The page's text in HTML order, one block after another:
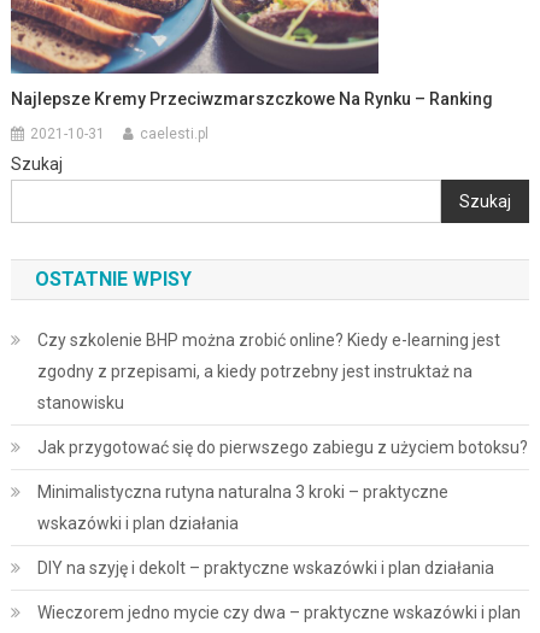
Najlepsze Kremy Przeciwzmarszczkowe Na Rynku – Ranking
2021-10-31 caelesti.pl
Szukaj
Szukaj
OSTATNIE WPISY
Czy szkolenie BHP można zrobić online? Kiedy e-learning jest
zgodny z przepisami, a kiedy potrzebny jest instruktaż na
stanowisku
Jak przygotować się do pierwszego zabiegu z użyciem botoksu?
Minimalistyczna rutyna naturalna 3 kroki – praktyczne
wskazówki i plan działania
DIY na szyję i dekolt – praktyczne wskazówki i plan działania
Wieczorem jedno mycie czy dwa – praktyczne wskazówki i plan